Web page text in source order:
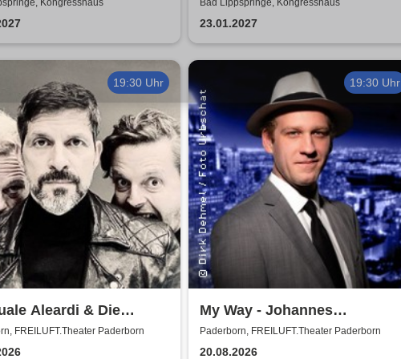
Kongresshaus Bad Lippspringe, Kongresshaus
23.01.2027
19:30 Uhr
Aleardi & Die
FREILUFT.Theater Paderborn
19:30 Uhr
My Way - Johannes
Hallervorden singt Sinatra
Paderborn, FREILUFT.Theater Paderborn
20.08.2026